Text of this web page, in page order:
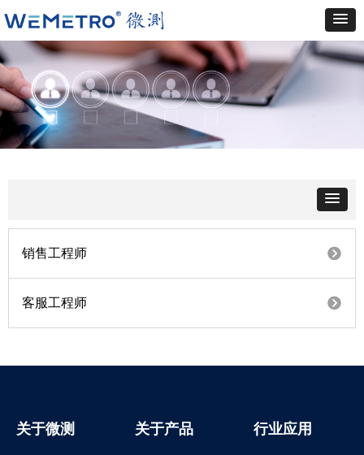
销售工程师 뀹
客服工程师 뀹
关于微测 关于产品 行业应用